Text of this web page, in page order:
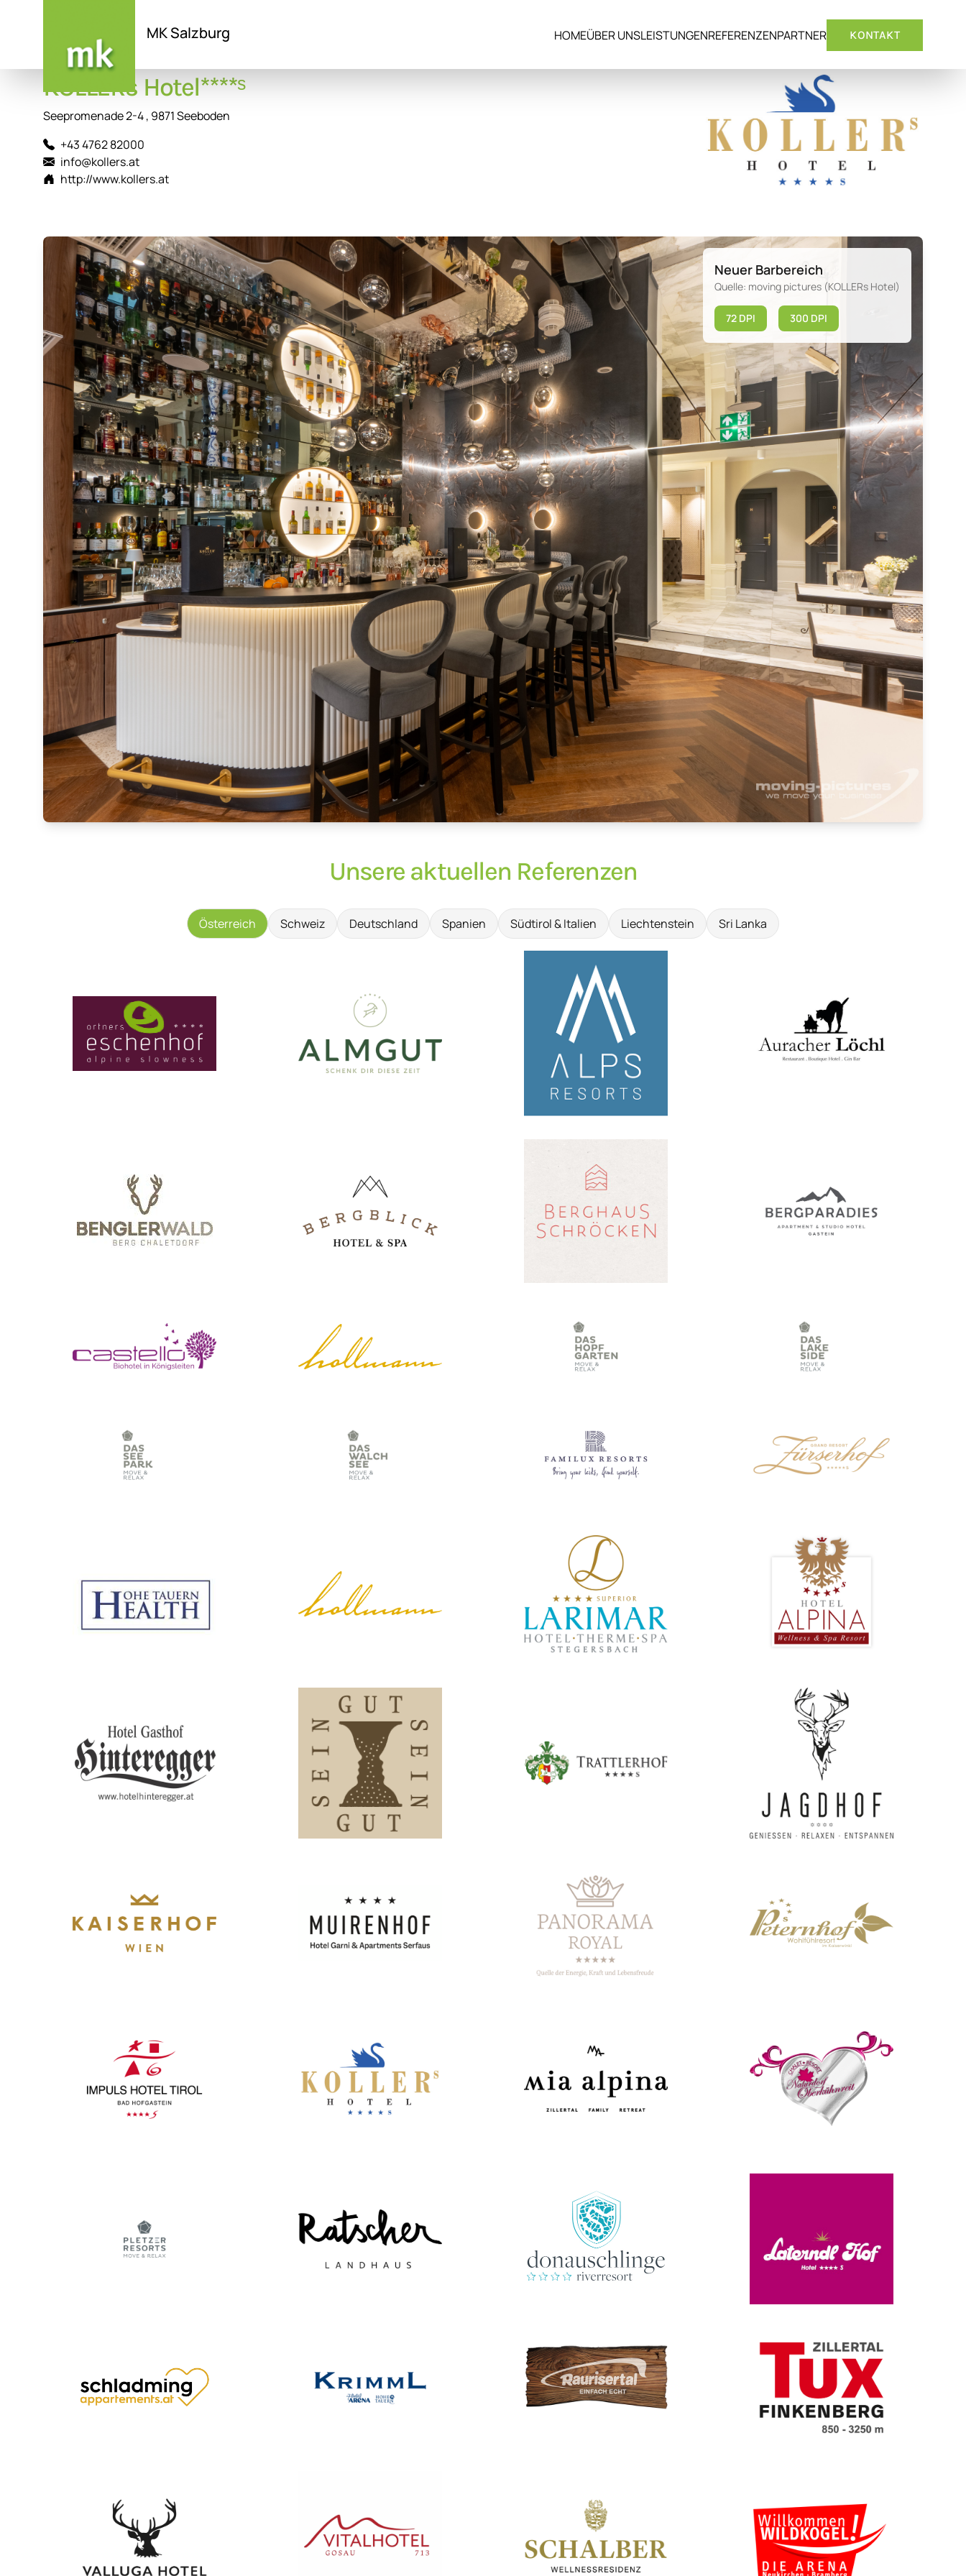
MK Salzburg HOMEÜBER UNSLEISTUNGENREFERENZENPARTNER KONTAKT
KOLLERs Hotel****ˢ
Seepromenade 2-4 , 9871 Seeboden
+43 4762 82000
info@kollers.at
http://www.kollers.at
Neuer Barbereich
Quelle: moving pictures (KOLLERs Hotel)
72 DPI 300 DPI
Unsere aktuellen Referenzen
Österreich Schweiz Deutschland Spanien Südtirol & Italien Liechtenstein Sri Lanka